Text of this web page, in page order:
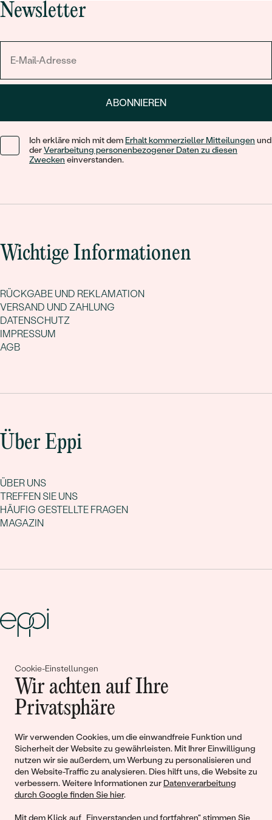
Cookie-Einstellungen
Wir achten auf Ihre
Privatsphäre
Wir verwenden Cookies, um die einwandfreie Funktion und
Sicherheit der Website zu gewährleisten. Mit Ihrer Einwilligung
nutzen wir sie außerdem, um Werbung zu personalisieren und
den Website-Traffic zu analysieren. Dies hilft uns, die Website zu
verbessern. Weitere Informationen zur Datenverarbeitung
durch Google finden Sie hier.
Mit dem Klick auf „Einverstanden und fortfahren" stimmen Sie
Newsletter
ABONNIEREN
Ich erkläre mich mit dem Erhalt kommerzieller Mitteilungen und
derVerarbeitung personenbezogener Daten zu diesen
Zwecken einverstanden.
Wichtige Informationen
RÜCKGABE UND REKLAMATION
VERSAND UND ZAHLUNG
DATENSCHUTZ
IMPRESSUM
AGB
Über Eppi
ÜBER UNS
TREFFEN SIE UNS
HÄUFIG GESTELLTE FRAGEN
MAGAZIN
Gemeinsam erschaffen wir
Geschichten von Schönheit und
Liebe
Begleiten Sie uns!